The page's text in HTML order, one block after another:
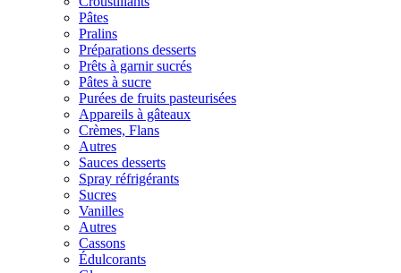
Pâtes
Pralins
Préparations desserts
Prêts à garnir sucrés
Pâtes à sucre
Purées de fruits pasteurisées
Appareils à gâteaux
Crèmes, Flans
Autres
Sauces desserts
Spray réfrigérants
Sucres
Vanilles
Autres
Cassons
Édulcorants